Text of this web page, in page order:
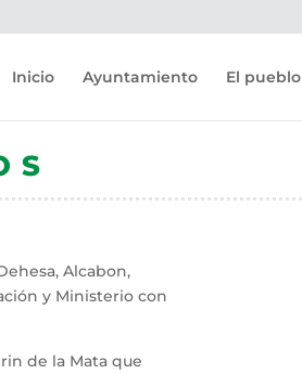
Inicio Ayuntamiento El pueblo
Alcabon,
y Ministerio con
de la Mata que